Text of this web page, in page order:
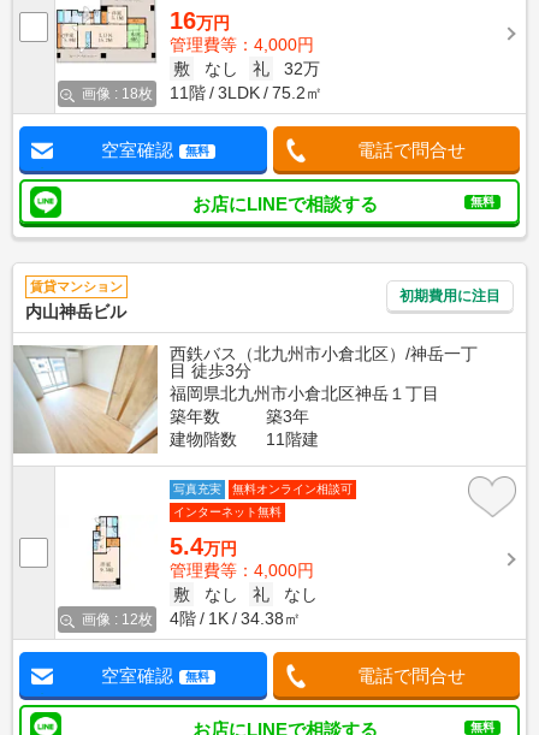
画像 : 18枚
16万円
管理費等：4,000円
敷
なし 礼
32万
11階
3LDK 75.2㎡
空室確認 無料 電話で問合せ
お店にLINEで相談する 無料
賃貸マンション
内山神岳ビル
初期費用に注目
西鉄バス（北九州市小倉北区）/神岳一丁
目 徒歩3分
福岡県北九州市小倉北区神岳１丁目
築年数
築3年
建物階数
11階建
画像 : 12枚
写真充実
無料オンライン相談可
インターネット無料
5.4万円
管理費等：4,000円
敷
なし 礼
なし
4階
1K 34.38㎡
空室確認 無料 電話で問合せ
お店にLINEで相談する 無料